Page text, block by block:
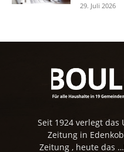
29. Juli 2026
Seit 1924 verlegt
Zeitung in
Zeitung , heute das